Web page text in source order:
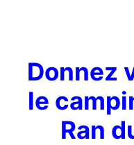
Donnez
le
Ran